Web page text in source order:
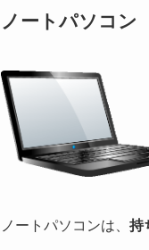
ノートパソコン
ノートパソコンは、 持